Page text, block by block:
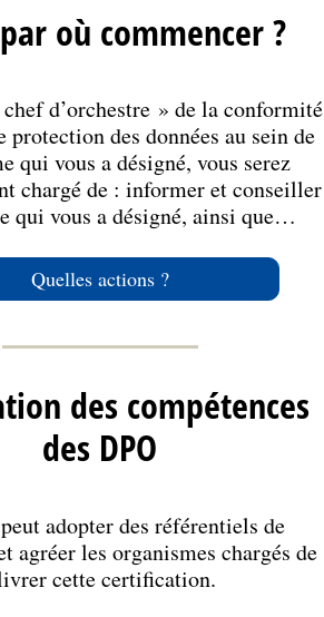
où commencer ?
d’orchestre » de la conformité
protection des données au sein de
qui vous a désigné, vous serez
chargé de : informer et conseiller
qui vous a désigné, ainsi que…
Quelles actions ?
des compétences
des DPO
adopter des référentiels de
agréer les organismes chargés de
cette certification.